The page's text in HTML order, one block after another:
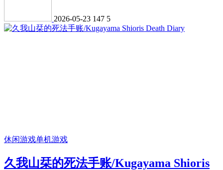
2026-05-23 147 5
休闲游戏单机游戏
久我山栞的死法手账/Kugayama Shioris